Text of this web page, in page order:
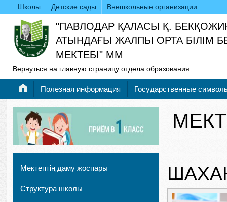
Школы Детские сады Внешкольные организации
"ПАВЛОДАР ҚАЛАСЫ Қ.
АТЫНДАҒЫ ЖАЛПЫ ОРТА БІЛІМ
МЕКТЕБІ" ММ
Вернуться на главную страницу отдела образования
Полезная информация Государственные
Мектептің даму жоспары
Структура школы